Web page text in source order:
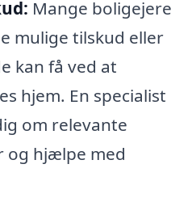
Mange boligejere
mulige tilskud eller
kan få ved at
hjem. En specialist
om relevante
hjælpe med